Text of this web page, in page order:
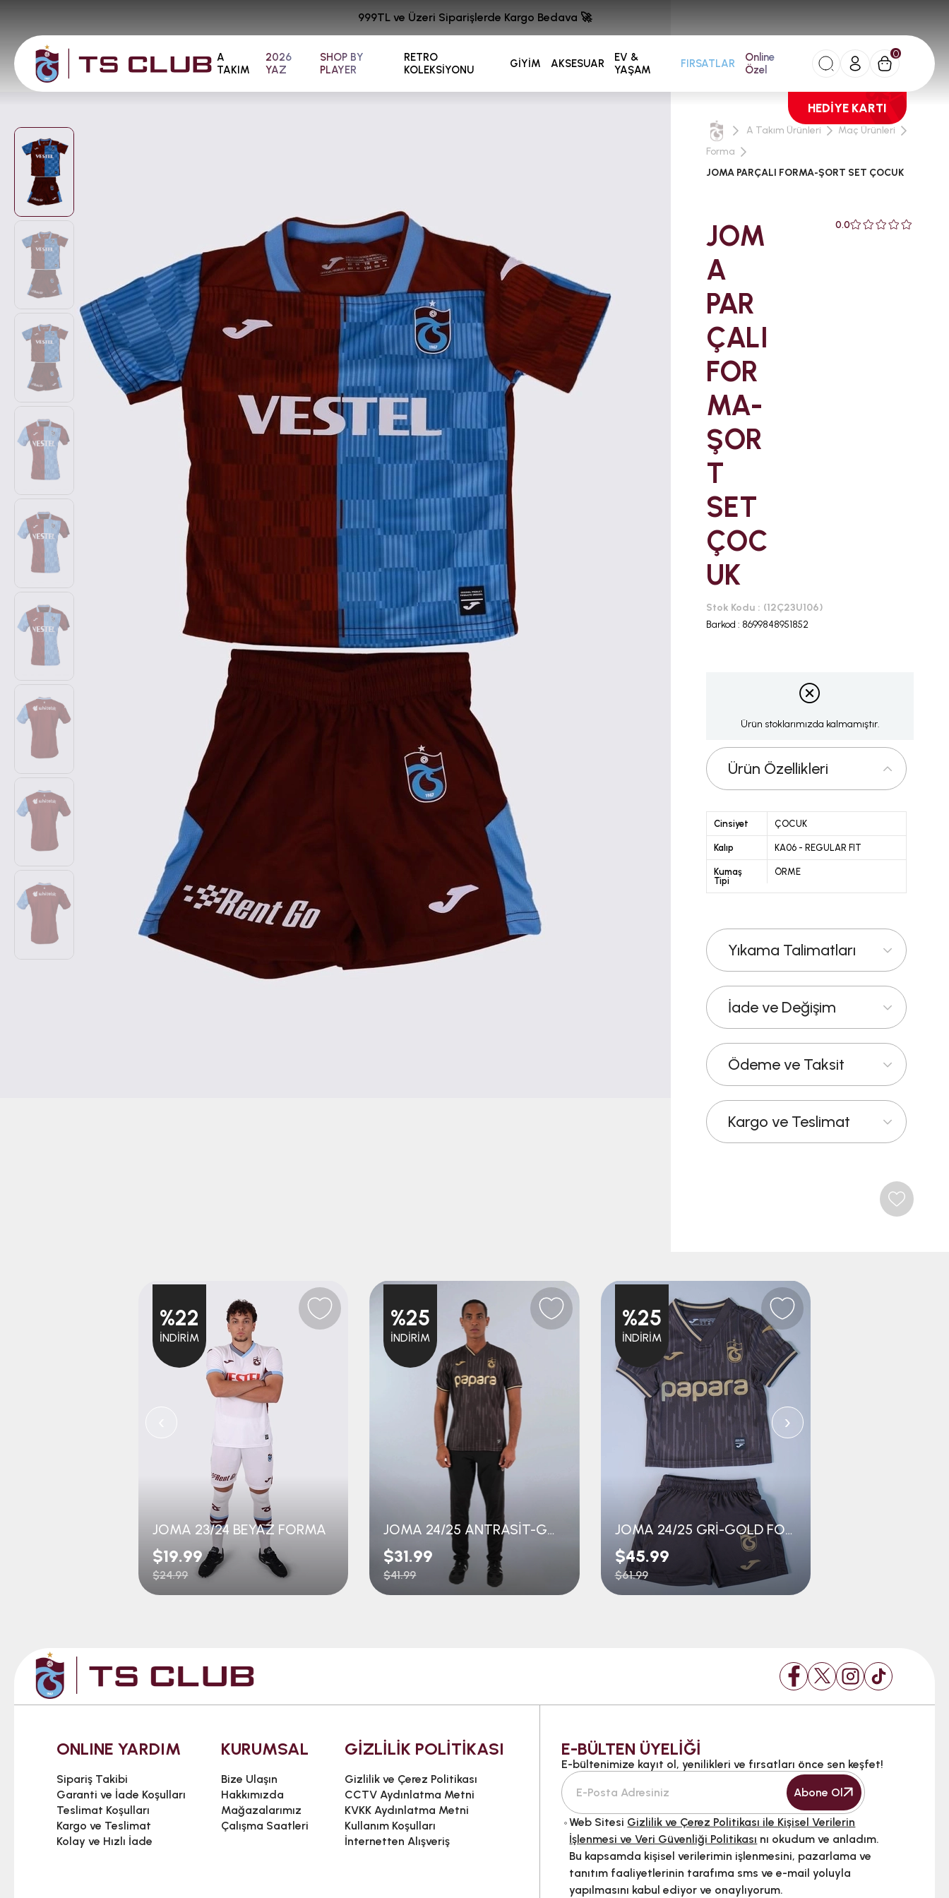
A
TAKIM
2026
YAZ
SHOP BY
PLAYER
RETRO
KOLEKSİYONU
GİYİM AKSESUAR
EV &
YAŞAM
FIRSATLAR
Online
Özel
0
HEDİYE KARTI
999TL ve Üzeri Siparişlerde Kargo Bedava 🚀
A Takım Ürünleri
Maç Ürünleri
Forma
JOMA PARÇALI FORMA-ŞORT SET ÇOCUK
JOM
A
PAR
ÇALI
FOR
MA-
ŞOR
T
SET
ÇOC
UK
0.0
Stok Kodu
(12Ç23U106)
Barkod : 8699848951852
Ürün stoklarımızda kalmamıştır.
Ürün Özellikleri
Cinsiyet ÇOCUK
Kalıp KA06 - REGULAR FIT
Kumaş
Tipi
ÖRME
Yıkama Talimatları
İade ve Değişim
Ödeme ve Taksit
Kargo ve Teslimat
JOMA 23/24 BEYAZ FORMA
$19.99
$24.99
%22
İNDIRIM
JOMA 24/25 ANTRASİT-GOLD FORMA
$31.99
$41.99
%25
İNDIRIM
JOMA 24/25 GRİ-GOLD FORMA BEBE SET
$45.99
$61.99
%25
İNDIRIM
›
ONLINE YARDIM
Sipariş Takibi
Garanti ve İade Koşulları
Teslimat Koşulları
Kargo ve Teslimat
Kolay ve Hızlı İade
KURUMSAL
Bize Ulaşın
Hakkımızda
Mağazalarımız
Çalışma Saatleri
GİZLİLİK POLİTİKASI
Gizlilik ve Çerez Politikası
CCTV Aydınlatma Metni
KVKK Aydınlatma Metni
Kullanım Koşulları
İnternetten Alışveriş
E-BÜLTEN ÜYELİĞİ
E-bültenimize kayıt ol, yenilikleri ve fırsatları önce sen keşfet!
Abone Ol
Web Sitesi Gizlilik ve Çerez Politikası ile Kişisel Verilerin
İşlenmesi ve Veri Güvenliği Politikası nı okudum ve anladım.
Bu kapsamda kişisel verilerimin işlenmesini, pazarlama ve
tanıtım faaliyetlerinin tarafıma sms ve e-mail yoluyla
yapılmasını kabul ediyor ve onaylıyorum.